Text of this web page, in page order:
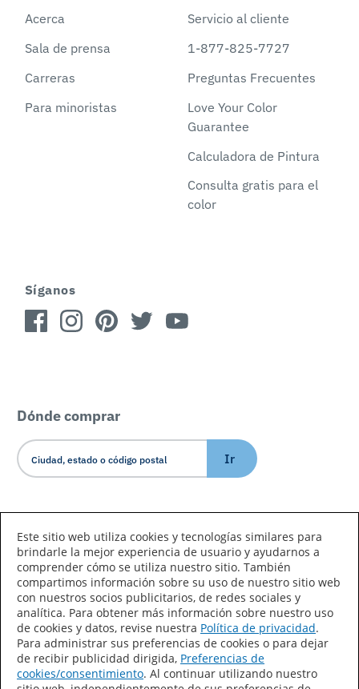
Acerca
Sala de prensa
Carreras
Para minoristas
Servicio al cliente
1-877-825-7727
Preguntas Frecuentes
Love Your Color
Guarantee
Calculadora de Pintura
Consulta gratis para el
color
Síganos
Dónde comprar
Ir
Declaración de accesibilidad
Mapa del sitio
Términos de uso
Privacidad
Este sitio web utiliza cookies y tecnologías similares para
brindarle la mejor experiencia de usuario y ayudarnos a
comprender cómo se utiliza nuestro sitio. También
compartimos información sobre su uso de nuestro sitio web
con nuestros socios publicitarios, de redes sociales y
analítica. Para obtener más información sobre nuestro uso
de cookies y datos, revise nuestra Política de privacidad.
Para administrar sus preferencias de cookies o para dejar
de recibir publicidad dirigida, Preferencias de
cookies/consentimiento. Al continuar utilizando nuestro